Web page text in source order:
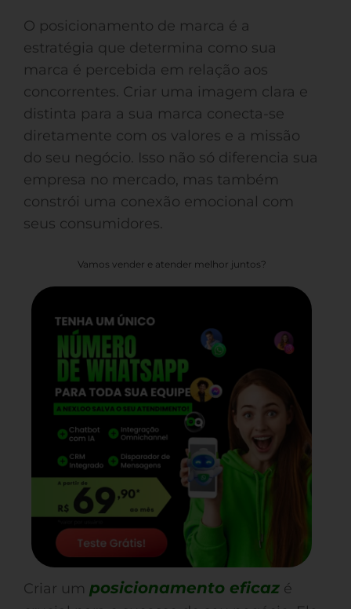
O posicionamento de marca é a
estratégia que determina como sua
marca é percebida em relação aos
concorrentes. Criar uma imagem clara e
distinta para a sua marca conecta-se
diretamente com os valores e a missão
do seu negócio. Isso não só diferencia sua
empresa no mercado, mas também
constrói uma conexão emocional com
seus consumidores.
Vamos vender e atender melhor juntos?
Criar um posicionamento eficaz é